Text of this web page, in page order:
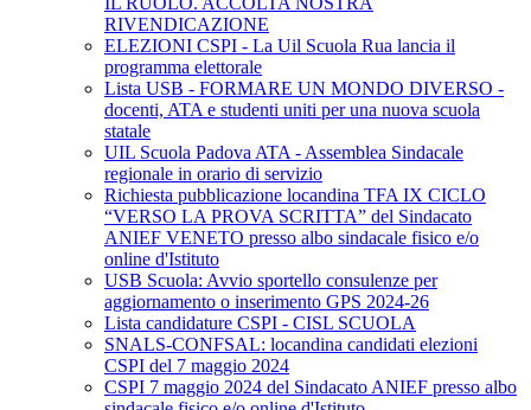
RIVENDICAZIONE
ELEZIONI CSPI - La Uil Scuola Rua lancia il
programma elettorale
Lista USB - FORMARE UN MONDO DIVERSO -
docenti, ATA e studenti uniti per una nuova scuola
statale
UIL Scuola Padova ATA - Assemblea Sindacale
regionale in orario di servizio
Richiesta pubblicazione locandina TFA IX CICLO
“VERSO LA PROVA SCRITTA” del Sindacato
ANIEF VENETO presso albo sindacale fisico e/o
online d'Istituto
USB Scuola: Avvio sportello consulenze per
aggiornamento o inserimento GPS 2024-26
Lista candidature CSPI - CISL SCUOLA
SNALS-CONFSAL: locandina candidati elezioni
CSPI del 7 maggio 2024
CSPI 7 maggio 2024 del Sindacato ANIEF presso albo